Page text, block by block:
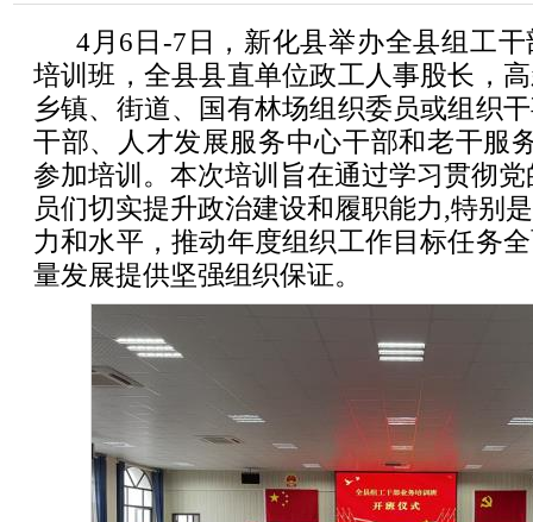
4月6日-7日，新化县举办全县组工
培训班，全县县直单位政工人事股长，
乡镇、街道、国有林场组织委员或组织
干部、人才发展服务中心干部和老干服
参加培训。本次培训旨在通过学习贯彻
员们切实提升政治建设和履职能力,特别
力和水平，推动年度组织工作目标任务
量发展提供坚强组织保证。